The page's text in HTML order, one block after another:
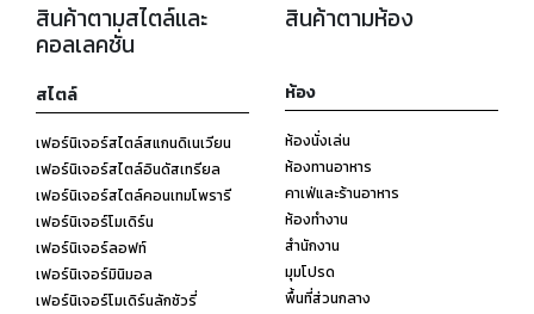
สินค้าตามสไตล์และ
คอลเลคชั่น
สไตล์
เฟอร์นิเจอร์สไตล์สแกนดิเนเวียน
เฟอร์นิเจอร์สไตล์อินดัสเทรียล
เฟอร์นิเจอร์สไตล์คอนเทมโพรารี
เฟอร์นิเจอร์โมเดิร์น
เฟอร์นิเจอร์ลอฟท์
เฟอร์นิเจอร์มินิมอล
เฟอร์นิเจอร์โมเดิร์นลักชัวรี่
สินค้าตามห้อง
ห้อง
ห้องนั่งเล่น
ห้องทานอาหาร
คาเฟ่และร้านอาหาร
ห้องทำงาน
สำนักงาน
มุมโปรด
พื้นที่ส่วนกลาง